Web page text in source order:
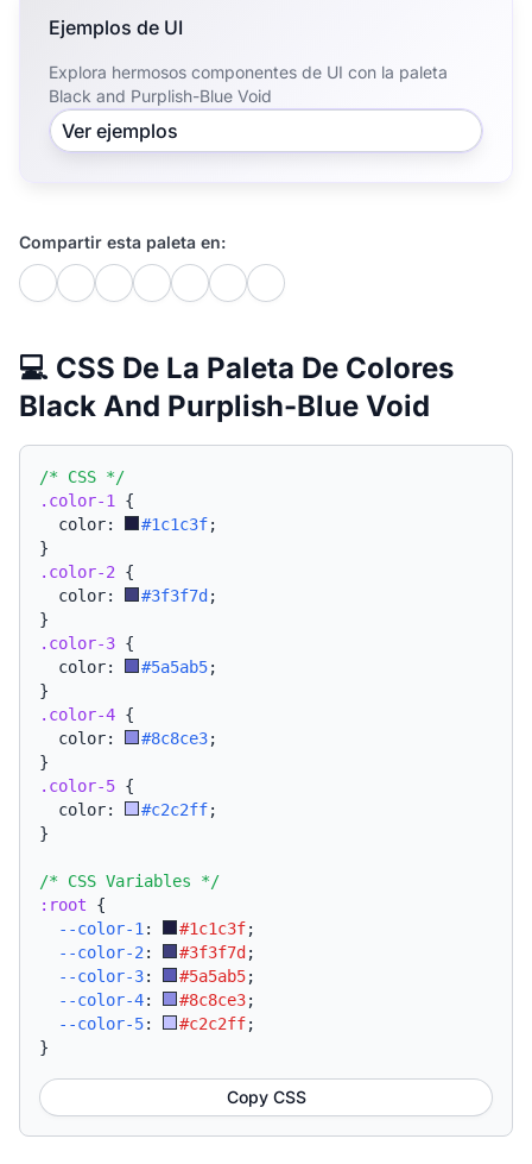
Ejemplos de UI
Explora hermosos componentes de UI con la paleta
Black and Purplish-Blue Void
Ver ejemplos
Compartir esta paleta en:
💻 CSS De La Paleta De Colores
Black And Purplish-Blue Void
/* CSS */
.color-1
{
  color:
#1c1c3f;
}
.color-2 {
  color:
#3f3f7d ;
}
.color-3 {
  color:
#5a5ab5;
}
.color-4 {
  color:
#8c8ce3;
}
.color-5 {
  color:
#c2c2ff;
}
/* CSS Variables */
:root {
--color-1 : #1c1c3f;
--color-2 : #3f3f7d ;
--color-3: #5a5ab5;
--color-4: #8c8ce3;
--color-5: #c2c2ff;
}
Copy CSS